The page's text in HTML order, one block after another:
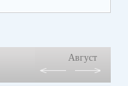
Август